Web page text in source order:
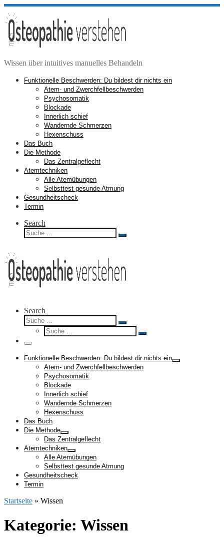
Zum
Inhalt
springen
Wissen über intuitives manuelles Behandeln
Funktionelle Beschwerden: Du bildest dir nichts ein
Atem- und Zwerchfellbeschwerden
Psychosomatik
Blockade
Innerlich schief
Wandernde Schmerzen
Hexenschuss
Das Buch
Die Methode
Das Zentralgeflecht
Atemtechniken
Alle Atemübungen
Selbsttest gesunde Atmung
Gesundheitscheck
Termin
Search
Suche
Suche
Search
Suche
Suche
…
Suche
Suche
Menü
Funktionelle Beschwerden: Du bildest dir nichts ein
Atem- und Zwerchfellbeschwerden
Psychosomatik
Blockade
Innerlich schief
Wandernde Schmerzen
Hexenschuss
Das Buch
Die Methode
Das Zentralgeflecht
Atemtechniken
Alle Atemübungen
Selbsttest gesunde Atmung
Gesundheitscheck
Termin
Startseite » Wissen
Kategorie: Wissen